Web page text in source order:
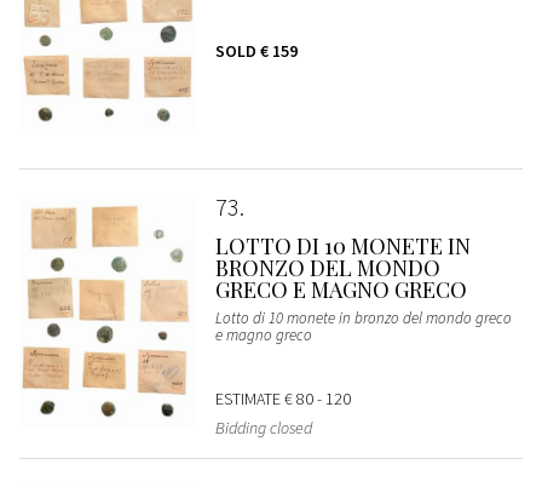
SOLD € 159
73
LOTTO DI 10 MONETE IN
BRONZO DEL MONDO
GRECO E MAGNO GRECO
Lotto di 10 monete in bronzo del mondo greco
e magno greco
ESTIMATE€ 80 - 120
Bidding closed